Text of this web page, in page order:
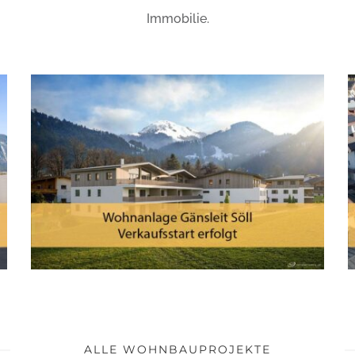
Immobilie.
ALLE WOHNBAUPROJEKTE